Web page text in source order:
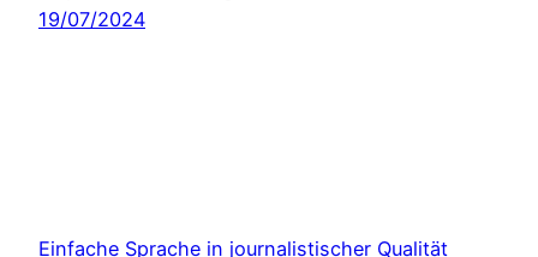
19/07/2024
Einfache Sprache in journalistischer Qualität